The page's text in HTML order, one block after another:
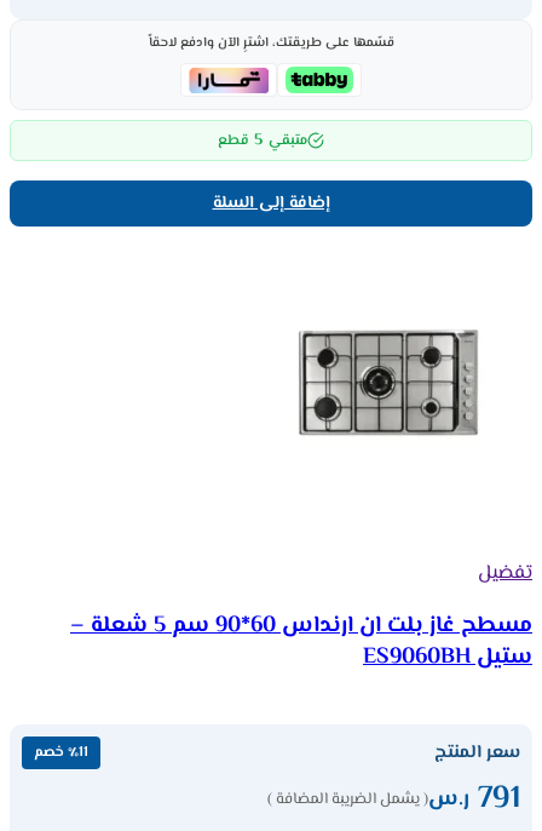
قسّمها على طريقتك، اشترِ الآن وادفع لاحقاً
متبقي 5 قطع
إضافة إلى السلة
تفضيل
مسطح غاز بلت ان ارنداس 60*90 سم 5 شعلة –
ستيل ES9060BH
سعر المنتج ٪11 خصم
791 ر.س( يشمل الضريبة المضافة )